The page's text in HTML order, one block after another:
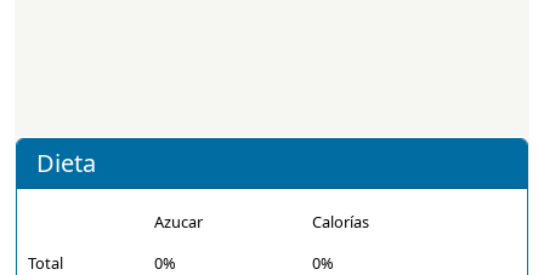
Dieta
Azucar
Calorías
Total
0% 0%